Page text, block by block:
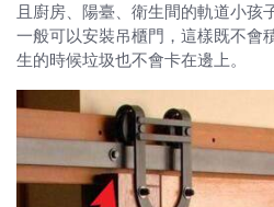
且廚房、陽臺、衛生間的軌道小孩
一般可以安裝吊櫃門，這樣既不會
生的時候垃圾也不會卡在邊上。